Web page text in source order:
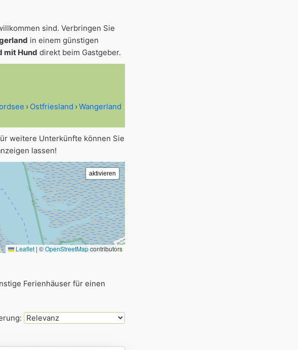
sind. Verbringen Sie
in einem günstigen
mit Hund direkt beim Gastgeber.
Ostfriesland
Wangerland
weitere Unterkünfte können Sie
lassen!
Leaflet | ©OpenStreetMapcontributors
Ferienhäuser für einen